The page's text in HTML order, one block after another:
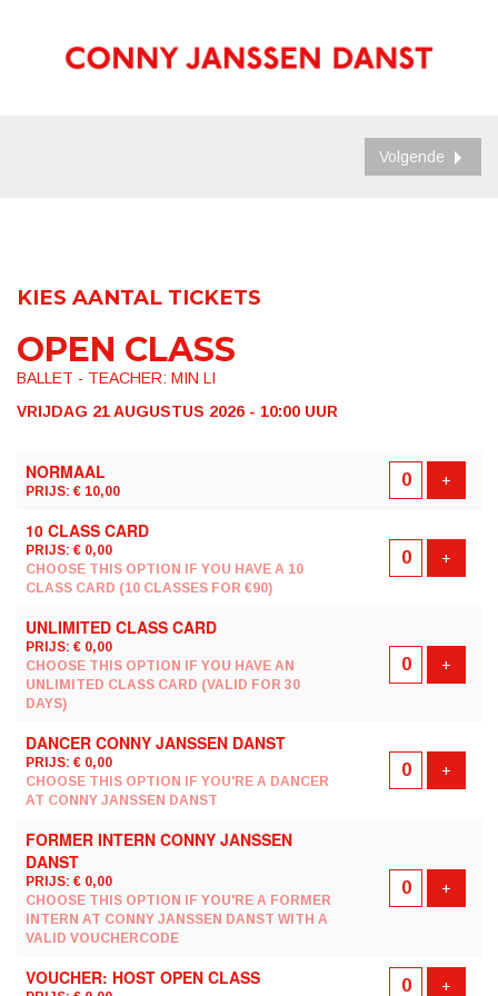
Volgende
KIES AANTAL TICKETS
OPEN CLASS
BALLET - TEACHER: MIN LI
VRIJDAG 21 AUGUSTUS 2026 - 10:00 UUR
TICKETS
NORMAAL
PRIJS: € 10,00
+
10 CLASS CARD
PRIJS: € 0,00
CHOOSE THIS OPTION IF YOU HAVE A 10
CLASS CARD (10 CLASSES FOR €90)
+
UNLIMITED CLASS CARD
PRIJS: € 0,00
CHOOSE THIS OPTION IF YOU HAVE AN
UNLIMITED CLASS CARD (VALID FOR 30
DAYS)
+
DANCER CONNY JANSSEN DANST
PRIJS: € 0,00
CHOOSE THIS OPTION IF YOU'RE A DANCER
AT CONNY JANSSEN DANST
+
FORMER INTERN CONNY JANSSEN
DANST
PRIJS: € 0,00
CHOOSE THIS OPTION IF YOU'RE A FORMER
INTERN AT CONNY JANSSEN DANST WITH A
VALID VOUCHERCODE
+
VOUCHER: HOST OPEN CLASS +